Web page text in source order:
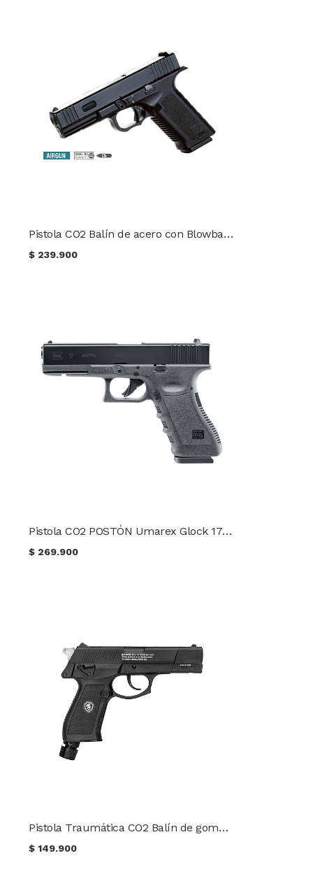
Pistola CO2 Balín de acero con Blowback KWC Mod. Glock 17 ver. cañón negro mate
$ 239.900
Pistola CO2 POSTÓN Umarex Glock 17 Cal 4.5 mm. Blowback
$ 269.900
Pistola Traumática CO2 Balín de goma Cal .50 Lancer Scorpion
$149.900